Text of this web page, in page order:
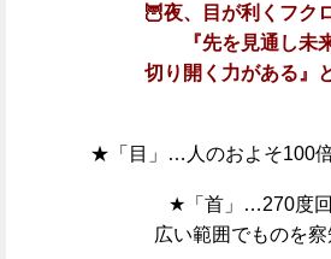
🦉夜、目が利くフク
『先を見通し未
切り開く力がある』
★「目」…人のおよそ100
★「首」…270度
広い範囲でものを察